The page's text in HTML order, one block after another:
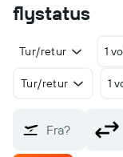
flystatus
Tur/retur 1
Tur/retur 1
Fra?